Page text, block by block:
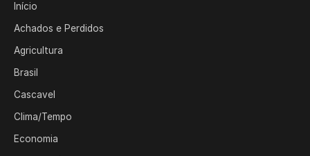
Início
Achados e Perdidos
Agricultura
Brasil
Cascavel
Clima/Tempo
Economia